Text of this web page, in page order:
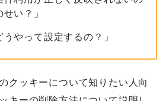
い？」
うやって設定するの？」
クッキーについて知りたい人向